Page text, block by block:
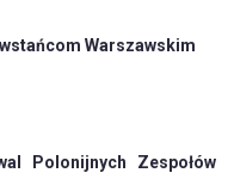
Warszawskim
Polonijnych Zespołów